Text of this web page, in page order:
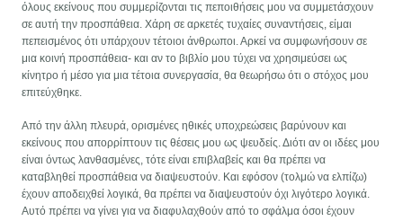
όλους εκείνους που συμμερίζονται τις πεποιθήσεις μου να συμμετάσχουν
σε αυτή την προσπάθεια. Χάρη σε αρκετές τυχαίες συναντήσεις, είμαι
πεπεισμένος ότι υπάρχουν τέτοιοι άνθρωποι. Αρκεί να συμφωνήσουν σε
μια κοινή προσπάθεια- και αν το βιβλίο μου τύχει να χρησιμεύσει ως
κίνητρο ή μέσο για μια τέτοια συνεργασία, θα θεωρήσω ότι ο στόχος μου
επιτεύχθηκε.
Από την άλλη πλευρά, ορισμένες ηθικές υποχρεώσεις βαρύνουν και
εκείνους που απορρίπτουν τις θέσεις μου ως ψευδείς. Διότι αν οι ιδέες μου
είναι όντως λανθασμένες, τότε είναι επιβλαβείς και θα πρέπει να
καταβληθεί προσπάθεια να διαψευστούν. Και εφόσον (τολμώ να ελπίζω)
έχουν αποδειχθεί λογικά, θα πρέπει να διαψευστούν όχι λιγότερο λογικά.
Αυτό πρέπει να γίνει για να διαφυλαχθούν από το σφάλμα όσοι έχουν